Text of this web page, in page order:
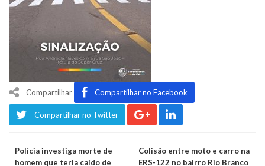
Compartilhar Compartilhar no Facebook
Compartilhar no Twitter
Polícia investiga morte de
homem que teria caído de
Colisão entre moto e carro na
ERS-122 no bairro Rio Branco